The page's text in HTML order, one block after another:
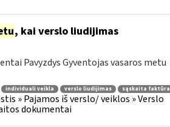
, kai verslo liudijimas
Pavyzdys Gyventojas vasaros metu
individuali veikla verslo liudijimas
sąskaita faktūra
» Pajamos iš verslo/ veiklos » Verslo
dokumentai